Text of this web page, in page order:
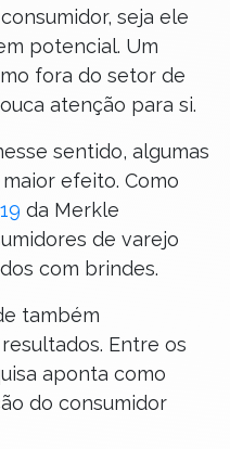
seja ele
potencial. Um
fora do setor de
atenção para si.
sentido, algumas
efeito. Como
da Merkle
de varejo
com brindes.
também
Entre os
aponta como
do consumidor